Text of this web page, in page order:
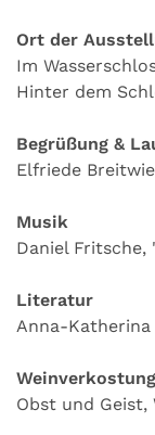
Ort der
Im
Hinter dem
Begrüßung &
Elfriede
Musik
Daniel Fritsche,
Literatur
Anna-Katherina
Weinverkostung
Obst und Geist,